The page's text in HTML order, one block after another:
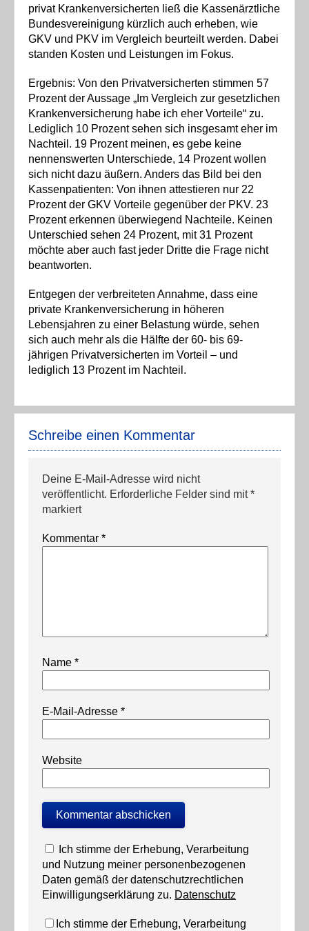
privat Krankenversicherten ließ die Kassenärztliche
Bundesvereinigung kürzlich auch erheben, wie
GKV und PKV im Vergleich beurteilt werden. Dabei
standen Kosten und Leistungen im Fokus.
Ergebnis: Von den Privatversicherten stimmen 57
Prozent der Aussage „Im Vergleich zur gesetzlichen
Krankenversicherung habe ich eher Vorteile“ zu.
Lediglich 10 Prozent sehen sich insgesamt eher im
Nachteil. 19 Prozent meinen, es gebe keine
nennenswerten Unterschiede, 14 Prozent wollen
sich nicht dazu äußern. Anders das Bild bei den
Kassenpatienten: Von ihnen attestieren nur 22
Prozent der GKV Vorteile gegenüber der PKV. 23
Prozent erkennen überwiegend Nachteile. Keinen
Unterschied sehen 24 Prozent, mit 31 Prozent
möchte aber auch fast jeder Dritte die Frage nicht
beantworten.
Entgegen der verbreiteten Annahme, dass eine
private Krankenversicherung in höheren
Lebensjahren zu einer Belastung würde, sehen
sich auch mehr als die Hälfte der 60- bis 69-
jährigen Privatversicherten im Vorteil – und
lediglich 13 Prozent im Nachteil.
Schreibe einen Kommentar
Deine E-Mail-Adresse wird nicht
veröffentlicht. Erforderliche Felder sind mit*
markiert
Kommentar *
Name *
E-Mail-Adresse *
Website
Ich stimme der Erhebung, Verarbeitung
und Nutzung meiner personenbezogenen
Daten gemäß der datenschutzrechtlichen
Einwilligungserklärung zu. Datenschutz
Ich stimme der Erhebung, Verarbeitung